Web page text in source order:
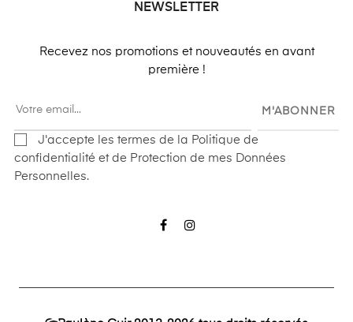
NEWSLETTER
Recevez nos promotions et nouveautés en avant
première !
M'ABONNER
J'accepte les termes de la Politique de
confidentialité et de Protection de mes Données
Personnelles.
Facebook